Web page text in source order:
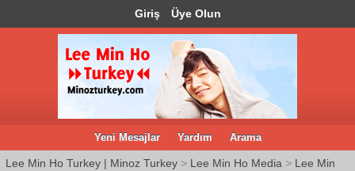
Giriş Üye Olun
Yeni Mesajlar Yardım Arama
Lee Min Ho Turkey | Minoz Turkey > Lee Min Ho Media > Lee Min